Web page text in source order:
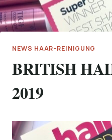
NEWS HAAR-REINIGUNG
BRITISH
2019